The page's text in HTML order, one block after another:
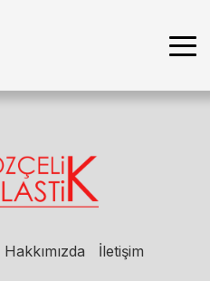
Hakkımızda İletişim